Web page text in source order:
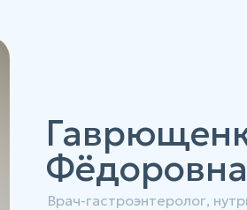
Фёдоровна
Врач-гастроэнтеролог,